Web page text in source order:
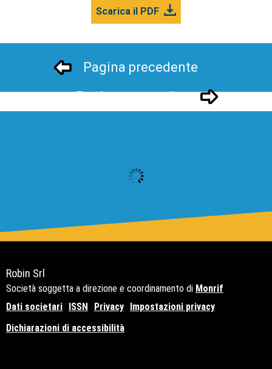
Scarica il PDF
Pagina precedente
Pagina successivo
Robin Srl
Società soggetta a direzione e coordinamento di Monrif
Dati societari ISSN Privacy Impostazioni privacy
Dichiarazioni di accessibilità